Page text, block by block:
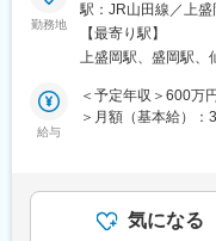
強く立ち向かい、既
動力を持った「人」
◇当行には、ふるさ
来を切り拓いてい
展に貢献する」「
ライム上場／合計
■業務詳細：
◇有価証券運用（債
祖市場分析、投資方
理、稟議・委員会
◎専門的知識と経験
できます。
勤務地
駅：JR山田線／上
囲：会社の定める事
【最寄り駅】
上盛岡駅、盛岡駅、
給与
＜予定年収＞600万
＞月額（基本給）
あくまでも目安の
ります。月給(月額)
気になる